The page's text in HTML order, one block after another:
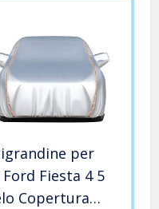
per
Fiesta 4 5
Copertura